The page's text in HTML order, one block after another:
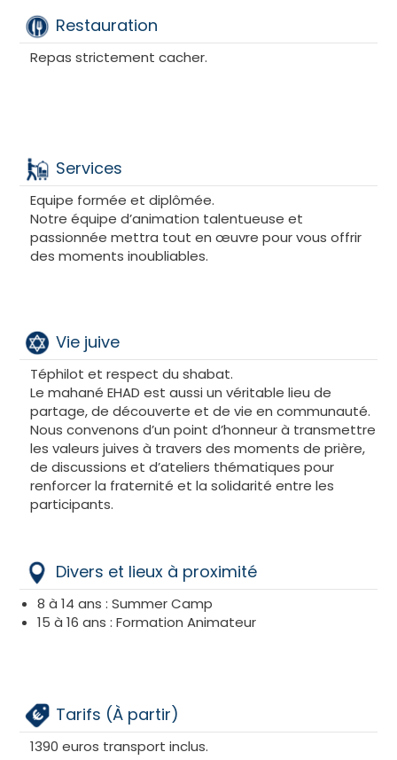
Restauration
Repas strictement cacher.
Services
Equipe formée et diplômée.
Notre équipe d’animation talentueuse et
passionnée mettra tout en œuvre pour vous offrir
des moments inoubliables.
Vie juive
Téphilot et respect du shabat.
Le mahané EHAD est aussi un véritable lieu de
partage, de découverte et de vie en communauté.
Nous convenons d’un point d’honneur à transmettre
les valeurs juives à travers des moments de prière,
de discussions et d’ateliers thématiques pour
renforcer la fraternité et la solidarité entre les
participants.
Divers et lieux à proximité
8 à 14 ans : Summer Camp
15 à 16 ans : Formation Animateur
Tarifs (À partir)
1390 euros transport inclus.